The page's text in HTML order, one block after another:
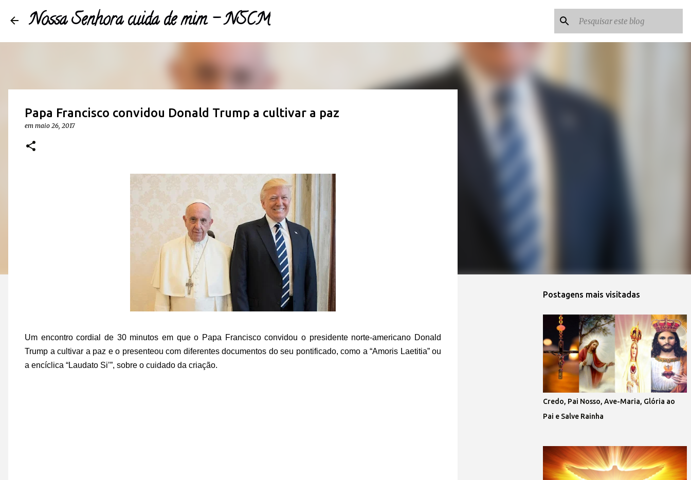
Nossa Senhora cuida de mim - NSCM
Papa Francisco convidou Donald Trump a cultivar a paz
em maio 26, 2017
Um encontro cordial de 30 minutos em que o Papa Francisco convidou o presidente norte-americano Donald
Trump a cultivar a paz e o presenteou com diferentes documentos do seu pontificado, como a “Amoris Laetitia” ou
a encíclica “Laudato Si’”, sobre o cuidado da criação.
Postagens mais visitadas
Credo, Pai Nosso, Ave-Maria, Glória ao
Pai e Salve Rainha